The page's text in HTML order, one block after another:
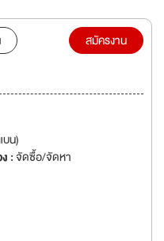
สมัครงาน
น)
:จัดซื้อ/จัดหา